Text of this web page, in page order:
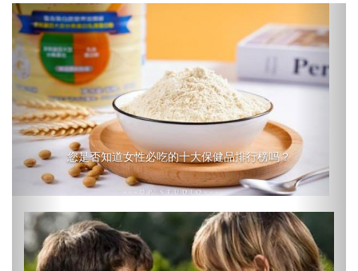
您是否知道女性必吃的十大保健品排行榜吗？
Previous